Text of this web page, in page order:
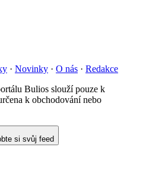
· Novinky · O nás · Redakce
Bulios slouží pouze k
k obchodování nebo
si svůj feed